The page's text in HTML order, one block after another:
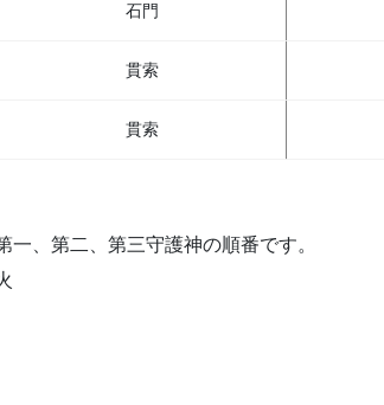
石門
貫索
貫索
第二、第三守護神の順番です。